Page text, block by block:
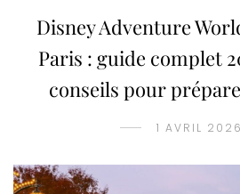
Disney Adventure
Paris : guide complet
conseils pour
1 AVRIL 2026